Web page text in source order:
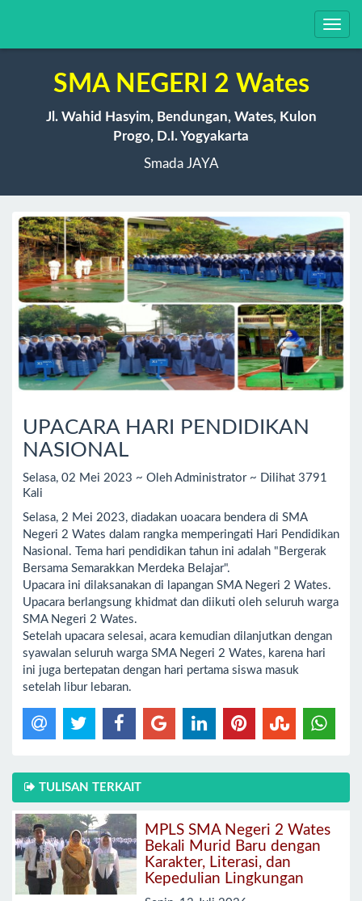
SMA NEGERI 2 Wates
Jl. Wahid Hasyim, Bendungan, Wates, Kulon
Progo, D.I. Yogyakarta
Smada JAYA
UPACARA HARI PENDIDIKAN
NASIONAL
Selasa, 02 Mei 2023 ~ Oleh Administrator ~ Dilihat 3791
Kali
Selasa, 2 Mei 2023, diadakan uoacara bendera di SMA
Negeri 2 Wates dalam rangka memperingati Hari Pendidikan
Nasional. Tema hari pendidikan tahun ini adalah "Bergerak
Bersama Semarakkan Merdeka Belajar".
Upacara ini dilaksanakan di lapangan SMA Negeri 2 Wates.
Upacara berlangsung khidmat dan diikuti oleh seluruh warga
SMA Negeri 2 Wates.
Setelah upacara selesai, acara kemudian dilanjutkan dengan
syawalan seluruh warga SMA Negeri 2 Wates, karena hari
ini juga bertepatan dengan hari pertama siswa masuk
setelah libur lebaran.
TULISAN TERKAIT
MPLS SMA Negeri 2 Wates
Bekali Murid Baru dengan
Karakter, Literasi, dan
Kepedulian Lingkungan